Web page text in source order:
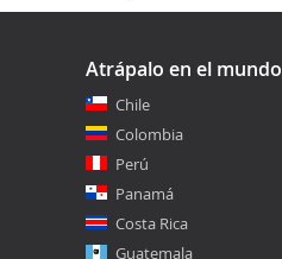
Atrápalo en el mundo
Chile
Colombia
Perú
Panamá
Costa Rica
Guatemala